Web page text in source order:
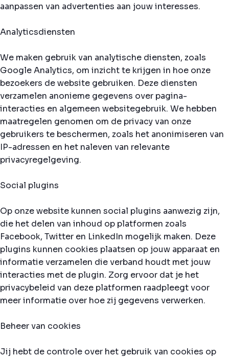
aanpassen van advertenties aan jouw interesses.
Analyticsdiensten
We maken gebruik van analytische diensten, zoals
Google Analytics, om inzicht te krijgen in hoe onze
bezoekers de website gebruiken. Deze diensten
verzamelen anonieme gegevens over pagina-
interacties en algemeen websitegebruik. We hebben
maatregelen genomen om de privacy van onze
gebruikers te beschermen, zoals het anonimiseren van
IP-adressen en het naleven van relevante
privacyregelgeving.
Social plugins
Op onze website kunnen social plugins aanwezig zijn,
die het delen van inhoud op platformen zoals
Facebook, Twitter en LinkedIn mogelijk maken. Deze
plugins kunnen cookies plaatsen op jouw apparaat en
informatie verzamelen die verband houdt met jouw
interacties met de plugin. Zorg ervoor dat je het
privacybeleid van deze platformen raadpleegt voor
meer informatie over hoe zij gegevens verwerken.
Beheer van cookies
Jij hebt de controle over het gebruik van cookies op